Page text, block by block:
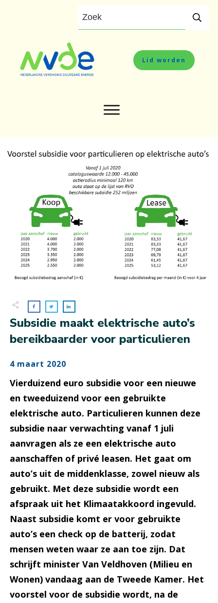
Lid worden
Subsidie maakt elektrische auto’s
bereikbaarder voor particulieren
4 maart 2020
Vierduizend euro subsidie voor een nieuwe
en tweeduizend voor een gebruikte
elektrische auto. Particulieren kunnen deze
subsidie naar verwachting vanaf 1 juli
aanvragen als ze een elektrische auto
aanschaffen of privé leasen. Het gaat om
auto’s uit de middenklasse, zowel nieuw als
gebruikt. Met deze subsidie wordt een
afspraak uit het Klimaatakkoord ingevuld.
Naast subsidie komt er voor gebruikte
auto’s een check op de batterij, zodat
mensen weten waar ze aan toe zijn. Dat
schrijft minister Van Veldhoven (Milieu en
Wonen) vandaag aan de Tweede Kamer. Het
voorstel voor de subsidie wordt, na de